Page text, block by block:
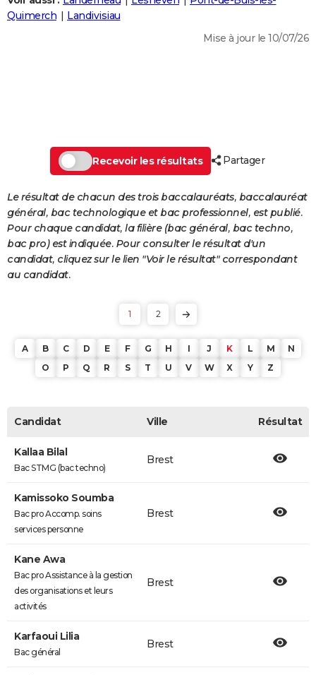
Destinations
City break
Voyage nature
Voyage de noces
Forum
Climat
+
PHOTO
Dictionnaire
PROGRAMME TV
S'inscrire
Se connecter
Lycées
Collèges
Primaires
Universités
Entreprises
Service militaire
Avis de recherche
AVIS DE DÉCÈS
FORUM
Bricolage
Lifestyle
Culture
Sport
Auto
Television
Voyage
Cinema
Quimerch
Landivisiau
Mise à jour le 10/07/26
Recevoir les résultats Partager
Le résultat de chacun des trois baccalauréats, baccalauréat
général, bac technologique et bac professionnel, est publié.
Pour chaque candidat, la filière (bac général, bac techno,
bac pro) est indiquée. Pour consulter le résultat d'un
candidat, cliquez sur le lien "Voir le résultat" correspondant
au candidat.
1 2
A B C D E F G H I J K L M
N
O
P Q R S T U V W X Y Z
Candidat Ville Résultat
Kallaa Bilal
Bac STMG (bac techno)
Brest
Kamissoko Soumba
Bac pro Accomp. soins
services personne
Brest
Kane Awa
Bac pro Assistance à la gestion
des organisations et leurs
activités
Brest
Karfaoui Lilia
Bac général
Brest